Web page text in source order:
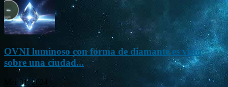
OVNI luminoso con forma de diamante es visto
sobre una ciudad...
Mar 31, 2024